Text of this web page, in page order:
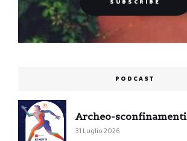
PODCAST
Archeo-sconfinamenti
31 Luglio 2026